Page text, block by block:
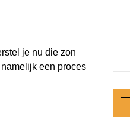
je nu die zon
een proces